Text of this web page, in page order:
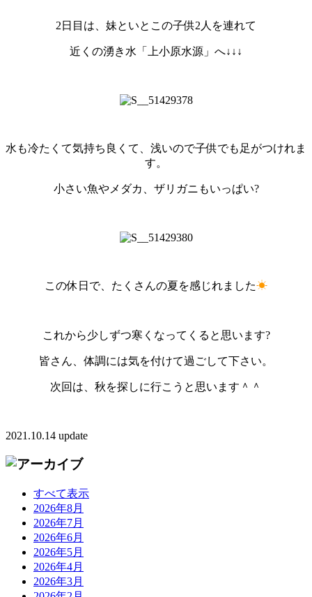
2日目は、妹といとこの子供2人を連れて
近くの湧き水「上小原水源」へ↓↓↓
水も冷たくて気持ち良くて、浅いので子供でも足がつけれま
す。
小さい魚やメダカ、ザリガニもいっぱい?
この休日で、たくさんの夏を感じれました☀
これから少しずつ寒くなってくると思います?
皆さん、体調には気を付けて過ごして下さい。
次回は、秋を探しに行こうと思います＾＾
2021.10.14 update
すべて表示
2026年8月
2026年7月
2026年6月
2026年5月
2026年4月
2026年3月